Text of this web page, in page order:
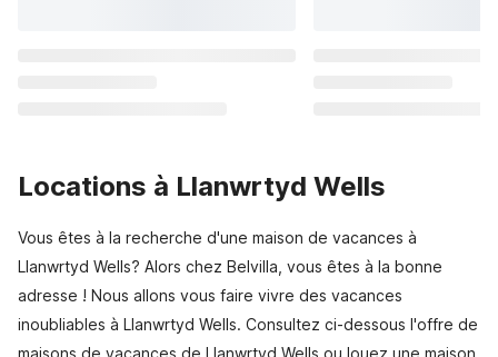
Locations à Llanwrtyd Wells
Vous êtes à la recherche d'une maison de vacances à
Llanwrtyd Wells? Alors chez Belvilla, vous êtes à la bonne
adresse ! Nous allons vous faire vivre des vacances
inoubliables à Llanwrtyd Wells. Consultez ci-dessous l'offre de
maisons de vacances de Llanwrtyd Wells ou louez une maison